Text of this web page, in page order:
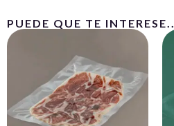
PUEDE QUE TE INTERESE...